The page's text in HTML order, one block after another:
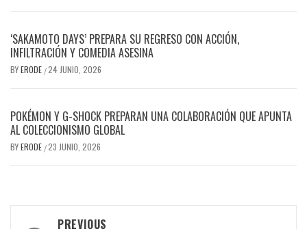
‘SAKAMOTO DAYS’ PREPARA SU REGRESO CON ACCIÓN,
INFILTRACIÓN Y COMEDIA ASESINA
BYERODE /24 JUNIO, 2026
POKÉMON Y G-SHOCK PREPARAN UNA COLABORACIÓN QUE APUNTA
AL COLECCIONISMO GLOBAL
BYERODE /23 JUNIO, 2026
PREVIOUS